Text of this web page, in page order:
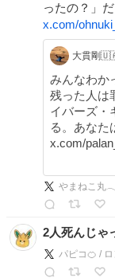
ったの？」
x.com/
大貫剛
みんなわかってる
残った人は
イバーズ・ギルトとい
る。あなた
x.com/
やまねこ丸
2人死んじゃ
パピコ🍊 /